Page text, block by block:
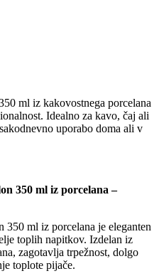
ml iz kakovostnega porcelana
Idealno za kavo, čaj ali
uporabo doma ali v
350 ml iz porcelana –
ml iz porcelana je eleganten
toplih napitkov. Izdelan iz
zagotavlja trpežnost, dolgo
toplote pijače.